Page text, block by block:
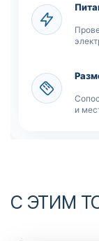
и
С ЭТИМ